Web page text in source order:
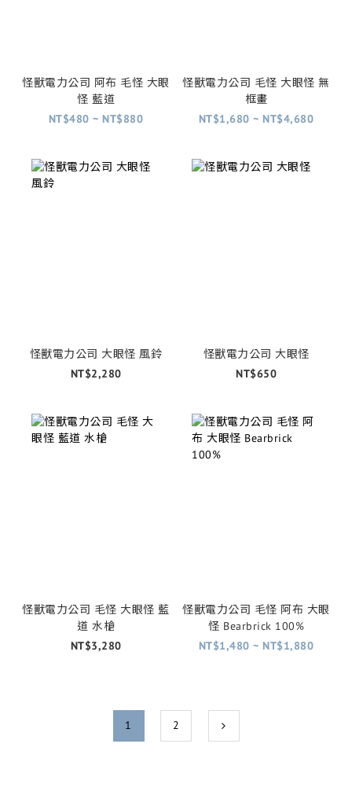
怪獸電力公司 阿布 毛怪 大眼
怪 藍道
NT$480 ~ NT$880
怪獸電力公司 毛怪 大眼怪 無
框畫
NT$1,680 ~ NT$4,680
怪獸電力公司 大眼怪 風鈴
NT$2,280
怪獸電力公司 大眼怪
NT$650
怪獸電力公司 毛怪 大眼怪 藍
道 水槍
NT$3,280
怪獸電力公司 毛怪 阿布 大眼
怪 Bearbrick 100%
NT$1,480 ~ NT$1,880
1 2